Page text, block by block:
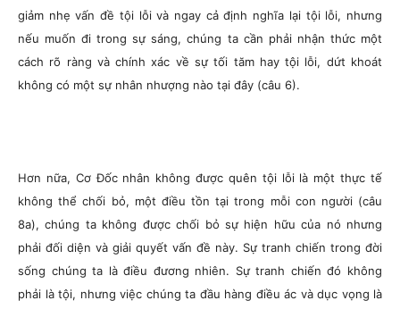
giảm nhẹ vấn đề tội lỗi và ngay cả định nghĩa lại tội lỗi, nhưng
nếu muốn đi trong sự sáng, chúng ta cần phải nhận thức một
cách rõ ràng và chính xác về sự tối tăm hay tội lỗi, dứt khoát
không có một sự nhân nhượng nào tại đây (câu 6).
Hơn nữa, Cơ Đốc nhân không được quên tội lỗi là một thực tế
không thể chối bỏ, một điều tồn tại trong mỗi con người (câu
8a), chúng ta không được chối bỏ sự hiện hữu của nó nhưng
phải đối diện và giải quyết vấn đề này. Sự tranh chiến trong đời
sống chúng ta là điều đương nhiên. Sự tranh chiến đó không
phải là tội, nhưng việc chúng ta đầu hàng điều ác và dục vọng là